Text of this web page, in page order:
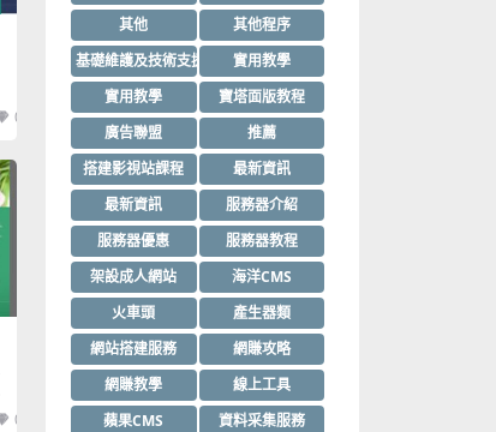
0
0
其他
其他程序
基礎維護及技術支援
實用教學
實用教學
寶塔面版教程
廣告聯盟
推薦
搭建影視站課程
最新資訊
最新資訊
服務器介紹
服務器優惠
服務器教程
架設成人網站
海洋CMS
火車頭
產生器類
網站搭建服務
網賺攻略
網賺教學
線上工具
蘋果CMS
資料采集服務